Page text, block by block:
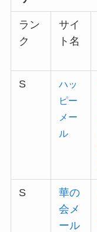
ラン
ク
サイ
ト名
S
ハッ
ピー
メー
ル
S
華の
会メ
ール